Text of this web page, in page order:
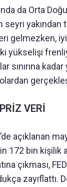
da Orta
seyri
gelmezken,
yükselişi
sınırına
VERİ
açıklanan
172 bin kişilik
çıkması,
zayıflattı.